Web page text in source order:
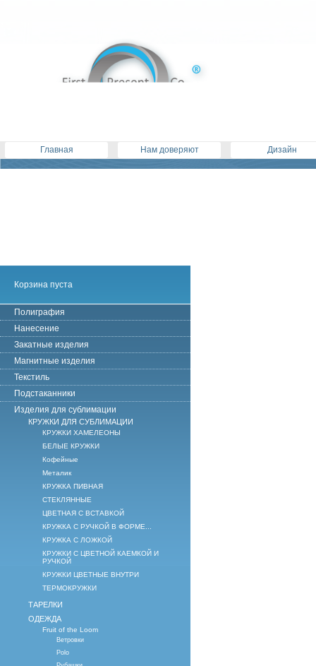
Главная Нам доверяют Дизайн
Корзина пуста
Полиграфия
Нанесение
Закатные изделия
Магнитные изделия
Текстиль
Подстаканники
Изделия для сублимации
КРУЖКИ ДЛЯ СУБЛИМАЦИИ
КРУЖКИ ХАМЕЛЕОНЫ
БЕЛЫЕ КРУЖКИ
Кофейные
Металик
КРУЖКА ПИВНАЯ
СТЕКЛЯННЫЕ
ЦВЕТНАЯ С ВСТАВКОЙ
КРУЖКА С РУЧКОЙ В ФОРМЕ...
КРУЖКА С ЛОЖКОЙ
КРУЖКИ С ЦВЕТНОЙ КАЕМКОЙ И
РУЧКОЙ
КРУЖКИ ЦВЕТНЫЕ ВНУТРИ
ТЕРМОКРУЖКИ
ТАРЕЛКИ
ОДЕЖДА
Fruit of the Loom
Ветровки
Polo